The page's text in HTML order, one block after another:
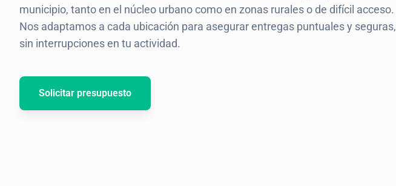
municipio, tanto en el núcleo urbano como en zonas rurales o de difícil acceso.
Nos adaptamos a cada ubicación para asegurar entregas puntuales y seguras,
sin interrupciones en tu actividad.
Solicitar presupuesto